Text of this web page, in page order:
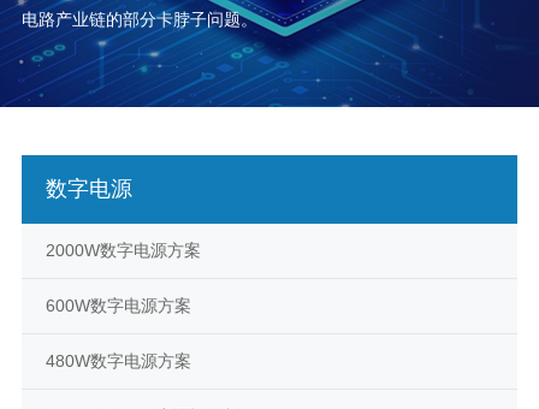
电路产业链的部分卡脖子问题。
数字电源
2000W数字电源方案
600W数字电源方案
480W数字电源方案